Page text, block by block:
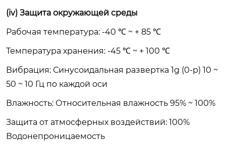
(iv) Защита окружающей среды
Рабочая температура: -40 ℃ ~ + 85 ℃
Температура хранения: -45 ℃ ~ + 100 ℃
Вибрация: Синусоидальная развертка 1g (0-p) 10 ~
50 ~ 10 Гц по каждой оси
Влажность: Относительная влажность 95% ~ 100%
Защита от атмосферных воздействий: 100%
Водонепроницаемость